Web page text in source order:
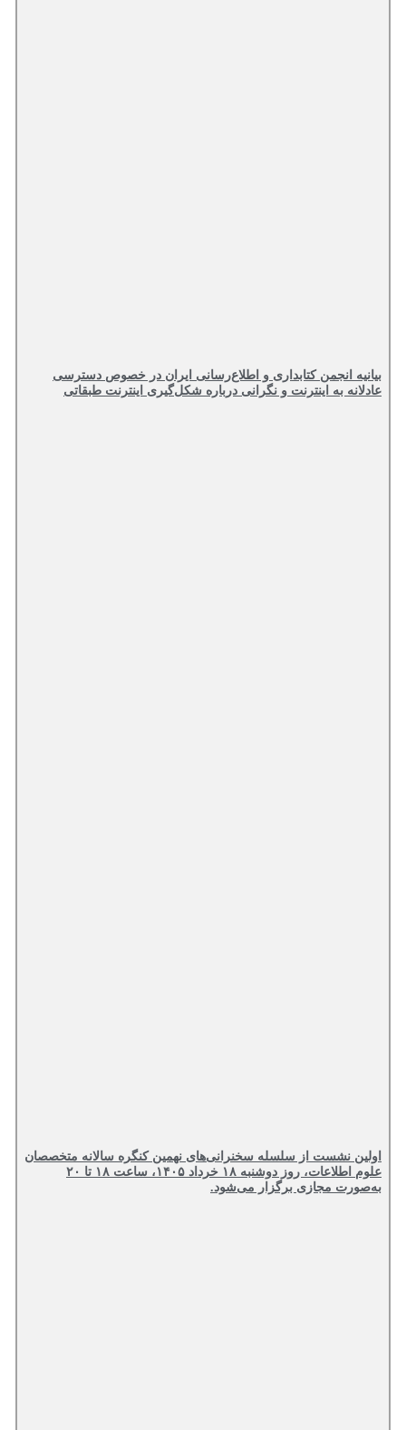
بیانیه انجمن کتابداری و اطلاع‌رسانی ایران در خصوص دسترسی
عادلانه به اینترنت و نگرانی درباره شکل‌گیری اینترنت طبقاتی
اولین نشست از سلسله سخنرانی‌های نهمین کنگره سالانه متخصصان
علوم اطلاعات، روز دوشنبه ۱۸ خرداد ۱۴۰۵، ساعت ۱۸ تا ۲۰
به‌صورت مجازی برگزار می‌شود.